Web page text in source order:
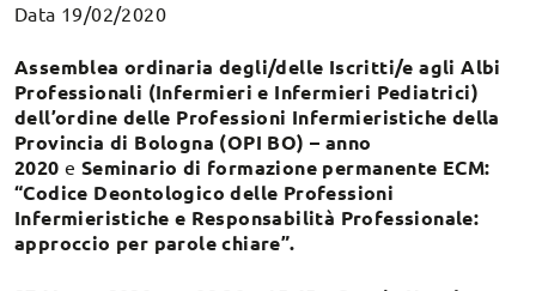
Data 19/02/2020
Assemblea ordinaria degli/delle Iscritti/e agli Albi
Professionali (Infermieri e Infermieri Pediatrici)
dell’ordine delle Professioni Infermieristiche della
Provincia di Bologna (OPI BO) – anno
2020 e Seminario di formazione permanente ECM:
“Codice Deontologico delle Professioni
Infermieristiche e Responsabilità Professionale:
approccio per parole chiare”.